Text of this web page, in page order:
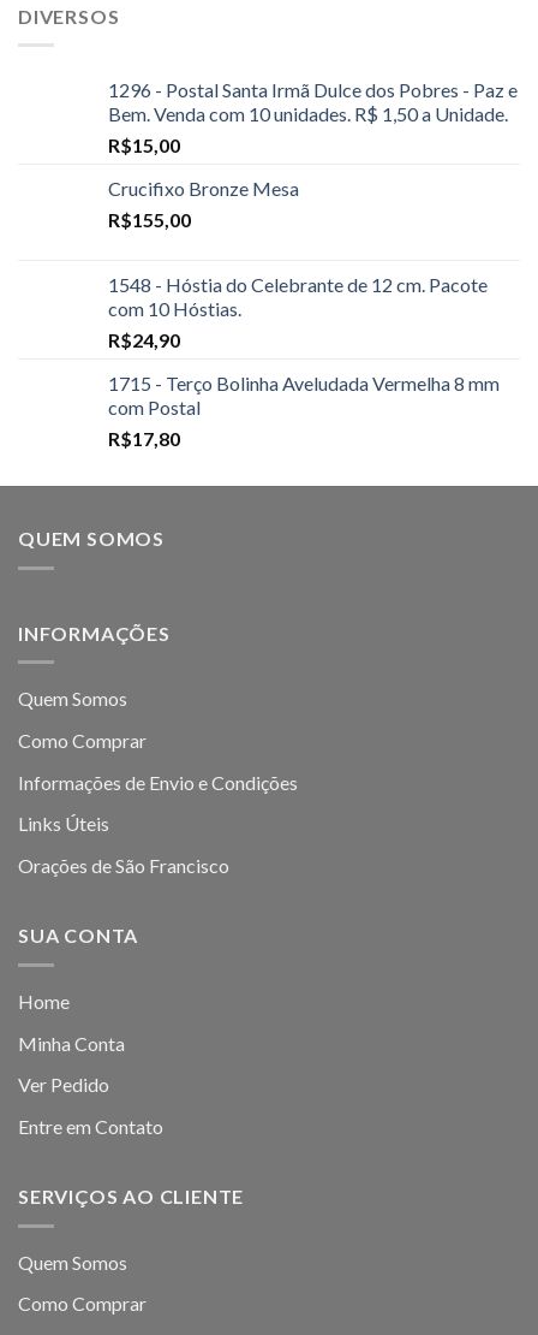
DIVERSOS
1296 - Postal Santa Irmã Dulce dos Pobres - Paz e
Bem. Venda com 10 unidades. R$ 1,50 a Unidade.
R$15,00
Crucifixo Bronze Mesa
R$155,00
1548 - Hóstia do Celebrante de 12 cm. Pacote
com 10 Hóstias.
R$24,90
1715 - Terço Bolinha Aveludada Vermelha 8 mm
com Postal
R$17,80
QUEM SOMOS
INFORMAÇÕES
Quem Somos
Como Comprar
Informações de Envio e Condições
Links Úteis
Orações de São Francisco
SUA CONTA
Home
Minha Conta
Ver Pedido
Entre em Contato
SERVIÇOS AO CLIENTE
Quem Somos
Como Comprar